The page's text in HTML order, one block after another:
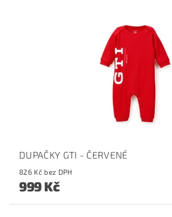
DUPAČKY GTI - ČERVENÉ
826 Kč bez DPH
999 Kč